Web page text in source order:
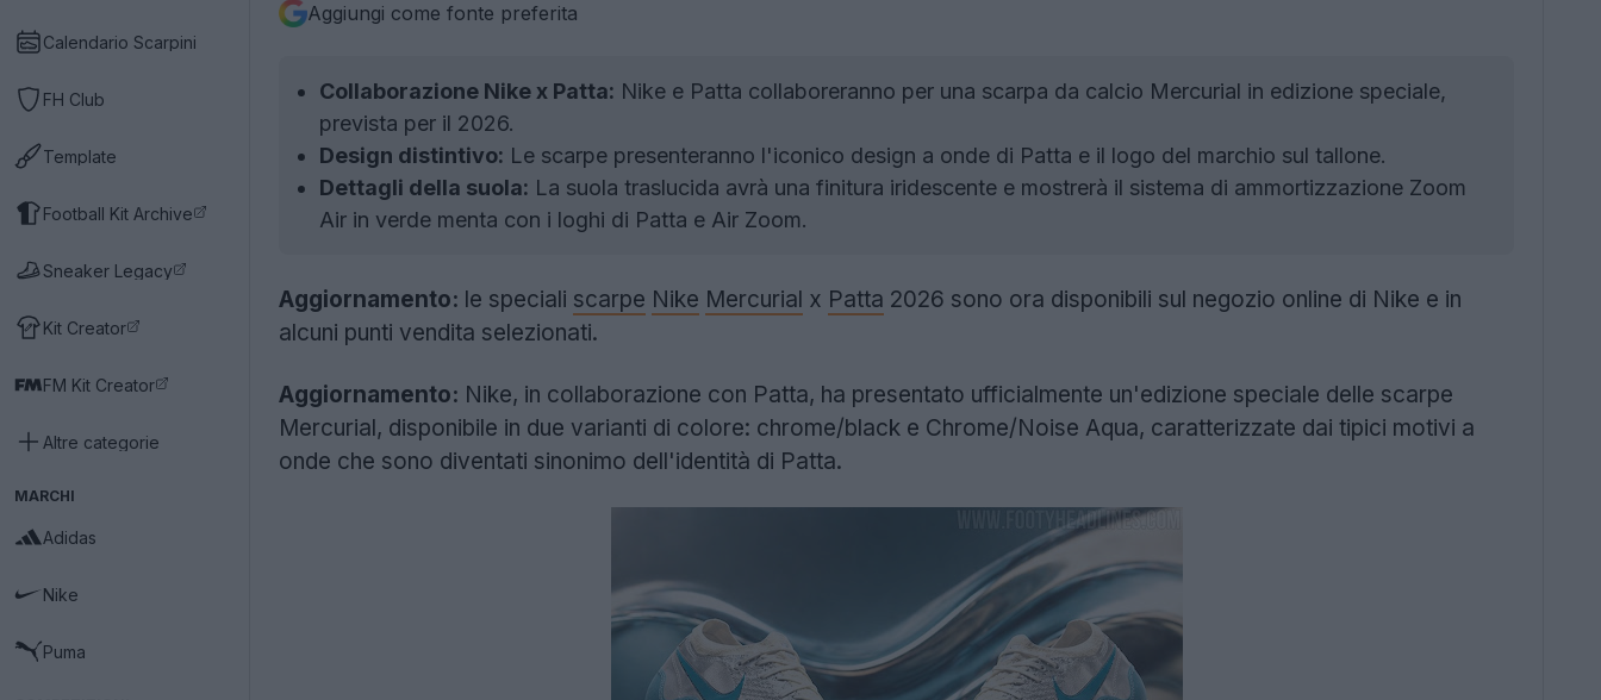
Calendario Scarpini
FH Club
Template
Football Kit Archive
Sneaker Legacy
Kit Creator
FM Kit Creator
Altre categorie
MARCHI
Adidas
Nike
Puma
Aggiungi come fonte preferita
Collaborazione Nike x Patta: Nike e Patta collaboreranno per una scarpa da calcio Mercurial in edizione speciale,
prevista per il 2026.
Design distintivo: Le scarpe presenteranno l'iconico design a onde di Patta e il logo del marchio sul tallone.
Dettagli della suola: La suola traslucida avrà una finitura iridescente e mostrerà il sistema di ammortizzazione Zoom
Air in verde menta con i loghi di Patta e Air Zoom.
Aggiornamento: le speciali scarpe Nike Mercurial x Patta 2026 sono ora disponibili sul negozio online di Nike e in
alcuni punti vendita selezionati.
Aggiornamento: Nike, in collaborazione con Patta, ha presentato ufficialmente un'edizione speciale delle scarpe
Mercurial, disponibile in due varianti di colore: chrome/black e Chrome/Noise Aqua, caratterizzate dai tipici motivi a
onde che sono diventati sinonimo dell'identità di Patta.